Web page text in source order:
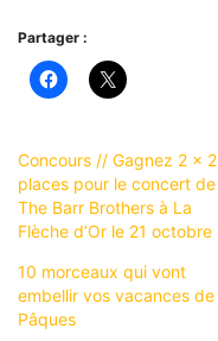
Partager :
Concours // Gagnez 2 x 2
places pour le concert de
The Barr Brothers à La
Flèche d’Or le 21 octobre
10 morceaux qui vont
embellir vos vacances de
Pâques